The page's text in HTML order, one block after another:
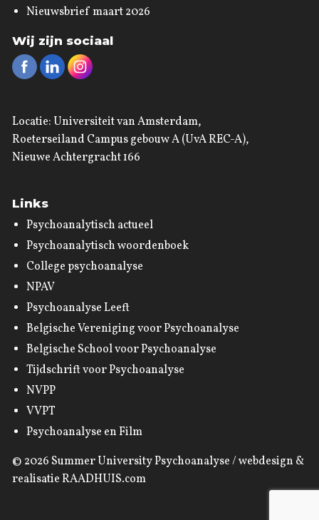
Nieuwsbrief maart 2026
Wij zijn sociaal
Locatie: Universiteit van Amsterdam,
Roeterseiland Campus gebouw A (UvA REC-A),
Nieuwe Achtergracht 166
Links
Psychoanalytisch actueel
Psychoanalytisch woordenboek
College psychoanalyse
NPAV
Psychoanalyse Leeft
Belgische Vereniging voor Psychoanalyse
Belgische School voor Psychoanalyse
Tijdschrift voor Psychoanalyse
NVPP
VVPT
Psychoanalyse en Film
© 2026 Summer University Psychoanalyse/ webdesign &
realisatieRAADHUIS.com